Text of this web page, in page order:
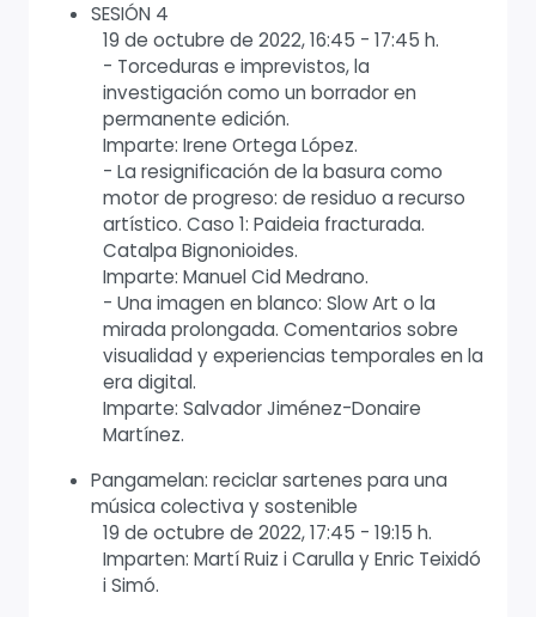
SESIÓN 4
19 de octubre de 2022, 16:45 - 17:45 h.
- Torceduras e imprevistos, la
investigación como un borrador en
permanente edición.
Imparte: Irene Ortega López.
- La resignificación de la basura como
motor de progreso: de residuo a recurso
artístico. Caso 1: Paideia fracturada.
Catalpa Bignonioides.
Imparte: Manuel Cid Medrano.
- Una imagen en blanco: Slow Art o la
mirada prolongada. Comentarios sobre
visualidad y experiencias temporales en la
era digital.
Imparte: Salvador Jiménez-Donaire
Martínez.
Pangamelan: reciclar sartenes para una
música colectiva y sostenible
19 de octubre de 2022, 17:45 - 19:15 h.
Imparten: Martí Ruiz i Carulla y Enric Teixidó
i Simó.